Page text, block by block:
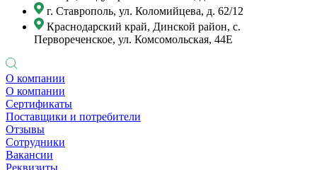
г. Ставрополь, ул. Коломийцева, д. 62/12
Краснодарский край, Динской район, с.
Первореченское, ул. Комсомольская, 44Е
О компании
О компании
Сертификаты
Поставщики и потребители
Отзывы
Сотрудники
Вакансии